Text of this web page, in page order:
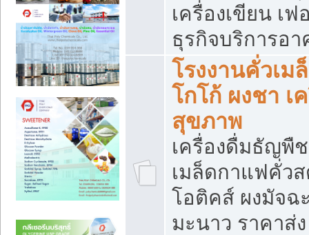
เครื่องเขียน เ
ธุรกิจบริการอ
โรงงานคั่วเม
โกโก้ ผงชา เ
สุขภาพ
เครื่องดื่มธัญพื
เมล็ดกาแฟคั่ว
โอติคส์ ผงมัจฉ
มะนาว ราคาส่